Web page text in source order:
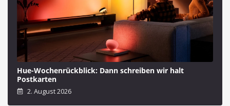
Hue-Wochenrückblick: Dann schreiben wir halt
Postkarten
2. August 2026